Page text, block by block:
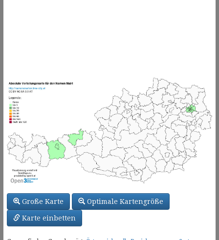
Große Karte Optimale Kartengröße
Karte einbetten